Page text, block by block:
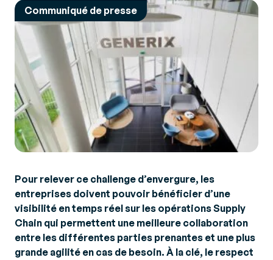
Communiqué de presse
Pour relever ce challenge d’envergure, les
entreprises doivent pouvoir bénéficier d’une
visibilité en temps réel sur les opérations Supply
Chain qui permettent une meilleure collaboration
entre les différentes parties prenantes et une plus
grande agilité en cas de besoin. À la clé, le respect